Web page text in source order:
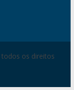
todos os direitos